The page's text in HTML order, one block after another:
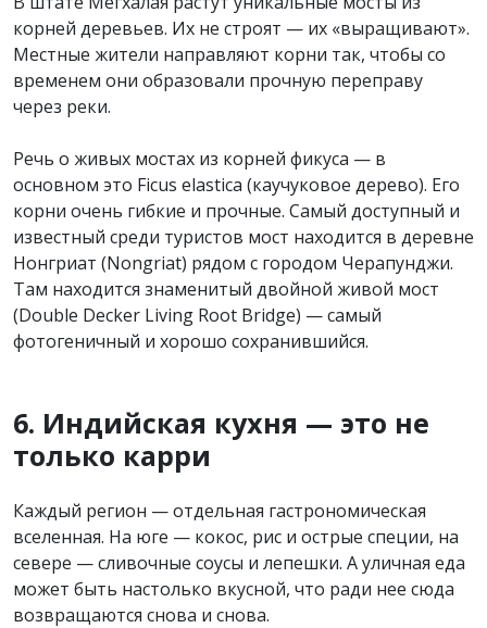
корней деревьев. Их не строят — их «выращивают».
Местные жители направляют корни так, чтобы со
временем они образовали прочную переправу
через реки.
Речь о живых мостах из корней фикуса — в
основном это Ficus elastica (каучуковое дерево). Его
корни очень гибкие и прочные. Самый доступный и
известный среди туристов мост находится в деревне
Нонгриат (Nongriat) рядом с городом Черапунджи.
Там находится знаменитый двойной живой мост
(Double Decker Living Root Bridge) — самый
фотогеничный и хорошо сохранившийся.
6. Индийская кухня — это не
только карри
Каждый регион — отдельная гастрономическая
вселенная. На юге — кокос, рис и острые специи, на
севере — сливочные соусы и лепешки. А уличная еда
может быть настолько вкусной, что ради нее сюда
возвращаются снова и снова.